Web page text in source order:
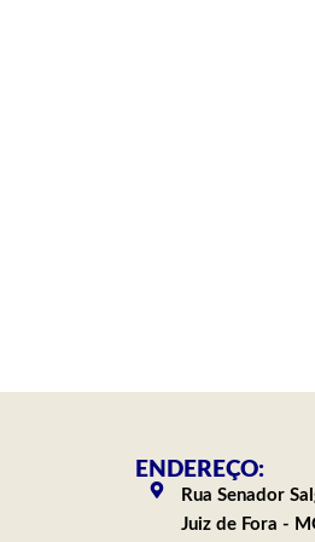
ENDEREÇO:
Rua Senador
Juiz de Fora -